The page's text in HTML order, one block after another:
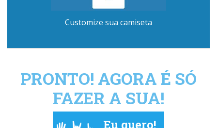
Customize sua camiseta
PRONTO! AGORA É SÓ
FAZER A SUA!
Eu quero!